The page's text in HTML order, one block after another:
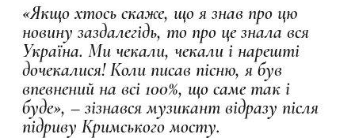
«Якщо хтось скаже, що я знав про цю
новину заздалегідь, то про це знала вся
Україна. Ми чекали, чекали і нарешті
дочекалися! Коли писав пісню, я був
впевнений на всі 100%, що саме так і
буде», – зізнався музикант відразу після
підриву Кримського мосту.